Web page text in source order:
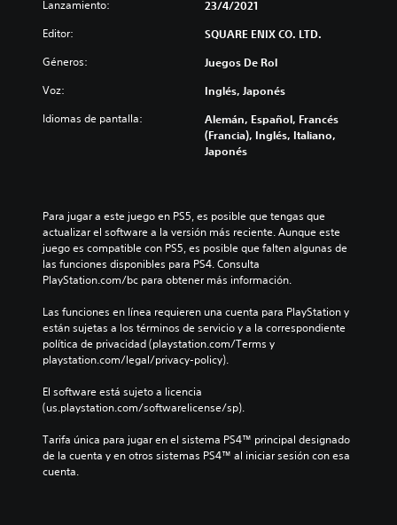
Lanzamiento: 23/4/2021
Editor: SQUARE ENIX CO. LTD.
Géneros: Juegos De Rol
Voz: Inglés, Japonés
Idiomas de pantalla:
Alemán, Español, Francés
(Francia), Inglés, Italiano,
Japonés
Para jugar a este juego en PS5, es posible que tengas que
actualizar el software a la versión más reciente. Aunque este
juego es compatible con PS5, es posible que falten algunas de
las funciones disponibles para PS4. Consulta
PlayStation.com/bc para obtener más información.
Las funciones en línea requieren una cuenta para PlayStation y
están sujetas a los términos de servicio y a la correspondiente
política de privacidad (playstation.com/Terms y
playstation.com/legal/privacy-policy).
El software está sujeto a licencia
(us.playstation.com/softwarelicense/sp).
Tarifa única para jugar en el sistema PS4™ principal designado
de la cuenta y en otros sistemas PS4™ al iniciar sesión con esa
cuenta.